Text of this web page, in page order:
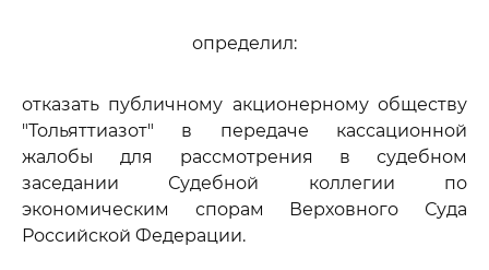
определил:
отказать публичному акционерному обществу
"Тольяттиазот" в передаче кассационной
жалобы для рассмотрения в судебном
заседании Судебной коллегии по
экономическим спорам Верховного Суда
Российской Федерации.